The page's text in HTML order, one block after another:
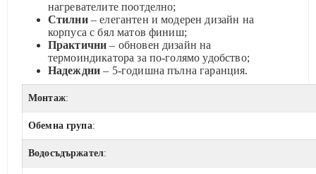
нагревателите поотделно;
Стилни– елегантен и модерен дизайн на
корпуса с бял матов финиш;
Практични – обновен дизайн на
термоиндикатора за по-голямо удобство;
Надеждни – 5-годишна пълна гаранция.
Монтаж:
Обемна група:
Водосъдържател: